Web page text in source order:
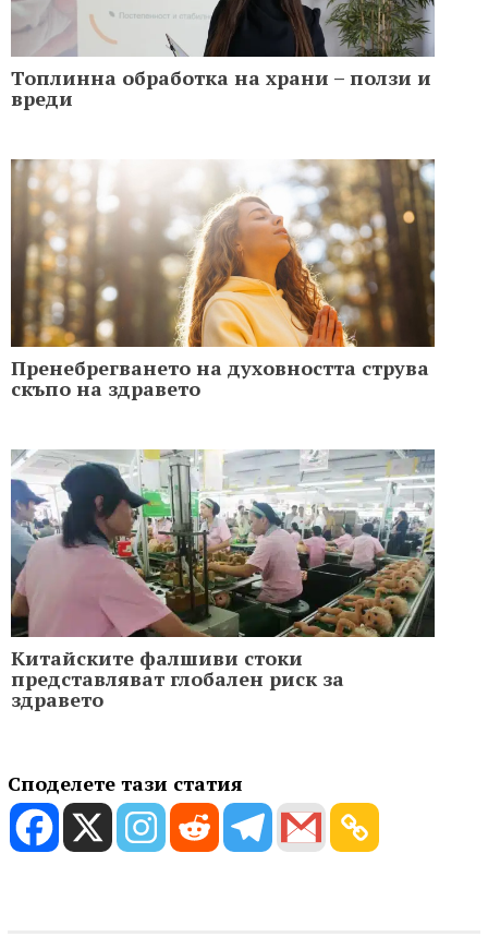
Топлинна обработка на храни – ползи и
вреди
Пренебрегването на духовността струва
скъпо на здравето
Китайските фалшиви стоки
представляват глобален риск за
здравето
Споделете тази статия